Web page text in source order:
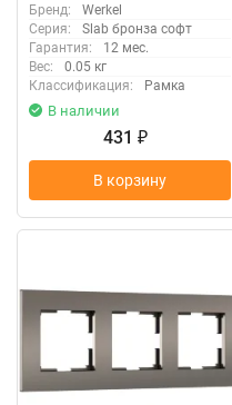
Бренд:
Werkel
Серия:
Slab бронза софт
Гарантия:
12 мес.
Вес:
0.05 кг
Классификация:
Рамка
В наличии
431 ₽
В корзину